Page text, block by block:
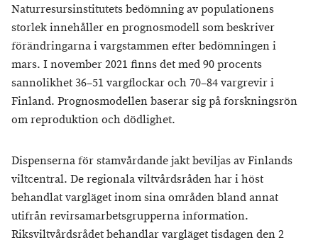
Naturresursinstitutets bedömning av populationens
storlek innehåller en prognosmodell som beskriver
förändringarna i vargstammen efter bedömningen i
mars. I november 2021 finns det med 90 procents
sannolikhet 36–51 vargflockar och 70–84 vargrevir i
Finland. Prognosmodellen baserar sig på forskningsrön
om reproduktion och dödlighet.
Dispenserna för stamvårdande jakt beviljas av Finlands
viltcentral. De regionala viltvårdsråden har i höst
behandlat vargläget inom sina områden bland annat
utifrån revirsamarbetsgrupperna information.
Riksviltvårdsrådet behandlar vargläget tisdagen den 2